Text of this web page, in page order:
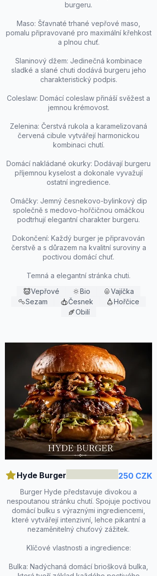
burgeru.
Maso: Šťavnaté trhané vepřové maso,
pomalu připravované pro maximální křehkost
a plnou chuť.
Slaninový džem: Jedinečná kombinace
sladké a slané chuti dodává burgeru jeho
charakteristický podpis.
Coleslaw: Domácí coleslaw přináší svěžest a
jemnou krémovost.
Zelenina: Čerstvá rukola a karamelizovaná
červená cibule vytvářejí harmonickou
kombinaci chutí.
Domácí nakládané okurky: Dodávají burgeru
příjemnou kyselost a dokonale vyvažují
ostatní ingredience.
Omáčky: Jemný česnekovo-bylinkový dip
společně s medovo-hořčičnou omáčkou
podtrhují elegantní charakter burgeru.
Dokončení: Každý burger je připravován
čerstvě a s důrazem na kvalitní suroviny a
poctivou domácí chuť.
Temná a elegantní stránka chuti.
Vepřové Bio
Vajíčka
Sezam
Česnek
Hořčice
Obilí
Hyde Burger
Burger Hyde představuje divokou a
nespoutanou stránku chutí. Spojuje poctivou
domácí bulku s výraznými ingrediencemi,
které vytvářejí intenzivní, lehce pikantní a
nezaměnitelný chuťový zážitek.
Klíčové vlastnosti a ingredience:
Bulka: Nadýchaná domácí briošková bulka,
250 CZK